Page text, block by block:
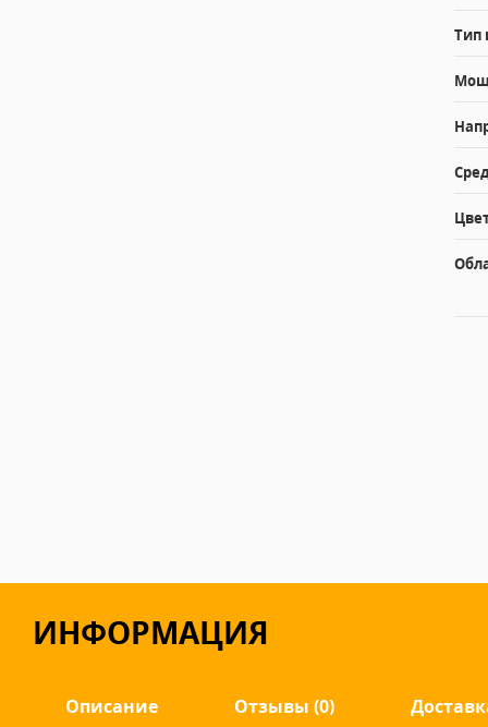
Тип
ИНФОРМАЦИЯ
Описание Отзывы (0)